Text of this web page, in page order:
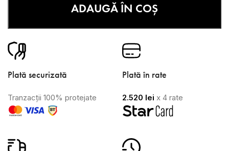
ADAUGĂ ÎN COȘ
Plată securizată
Tranzacții 100% protejate
Plată în rate
2.520 lei x 4 rate